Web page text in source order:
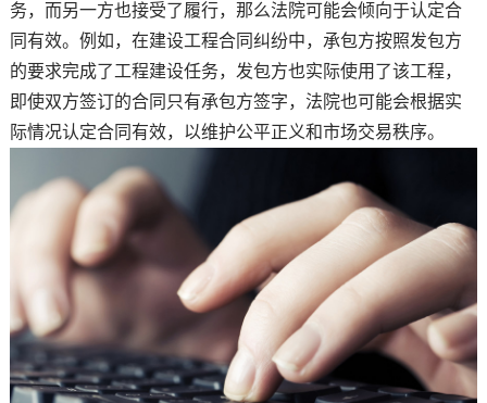
务，而另一方也接受了履行，那么法院可能会倾向于认定合
同有效。例如，在建设工程合同纠纷中，承包方按照发包方
的要求完成了工程建设任务，发包方也实际使用了该工程，
即使双方签订的合同只有承包方签字，法院也可能会根据实
际情况认定合同有效，以维护公平正义和市场交易秩序。